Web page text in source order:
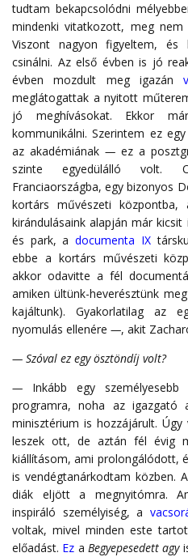
tudtam bekapcsolódni
mindenki vitatkozott, meg
Viszont nagyon figyeltem,
csinálni. Az első évben is jó
évben mozdult meg igazán
meglátogattak a nyitott
jó meghívásokat. Ekkor
kommunikálni. Szerintem ez
az akadémiának — ez a
szinte egyedülálló volt.
Franciaországba, egy bizonyos
kortárs művészeti
kirándulásaink alapján már
és park, adocumenta IX
ebbe a kortárs művészeti
akkor odavitte a fél
amiken ültünk-heverésztünk
kajáltunk). Gyakorlatilag az
nyomulás ellenére —, akit
— Szóval ez egy ösztöndíj volt?
— Inkább egy
programra, noha az igazgató
minisztérium is hozzájárult.
leszek ott, de aztán fél évig
kiállításom, ami prolongálódott,
is vendégtanárkodtam közben.
diák eljött a megnyitómra.
inspiráló személyiség, a
voltak, mivel minden este
előadást. Ez a Begyepesedett agy